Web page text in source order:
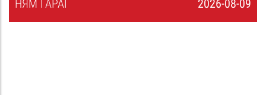
2026-08-09
НЯМ ГАРАГ